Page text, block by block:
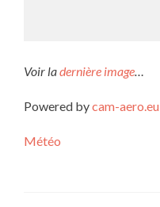
Voir ladernière image…
Powered bycam-aero.eu
Météo